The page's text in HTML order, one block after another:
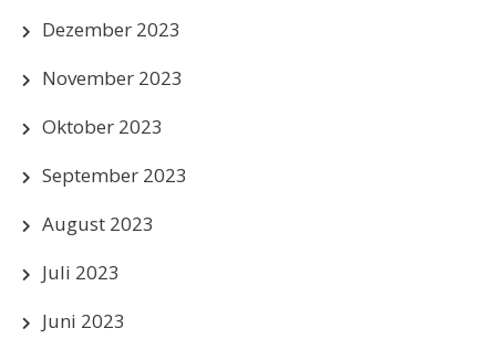
Dezember 2023
November 2023
Oktober 2023
September 2023
August 2023
Juli 2023
Juni 2023